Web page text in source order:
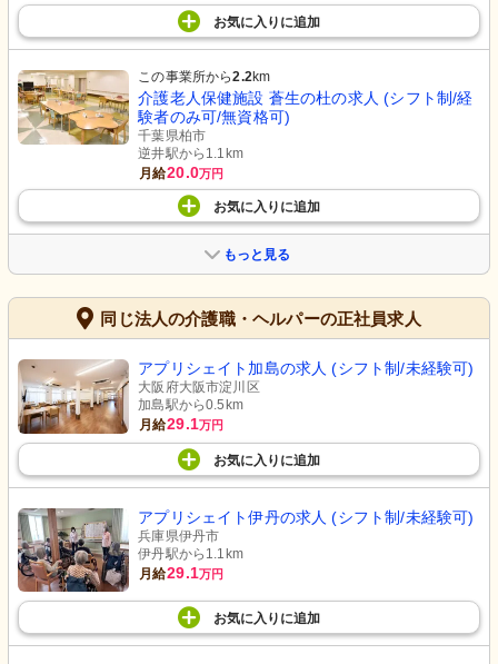
お気に入り に追加
この事業所から2.2km
介護老人保健施設 蒼生の杜の求人 (シフト制/経
験者のみ可/無資格可)
千葉県柏市
逆井駅から1.1km
月給20.0万円
お気に入り に追加
もっと見る
同じ法人の介護職・ヘルパーの正社員求人
アプリシェイト加島の求人 (シフト制/未経験可)
大阪府大阪市淀川区
加島駅から0.5km
月給29.1万円
お気に入り に追加
アプリシェイト伊丹の求人 (シフト制/未経験可)
兵庫県伊丹市
伊丹駅から1.1km
月給29.1万円
お気に入り に追加